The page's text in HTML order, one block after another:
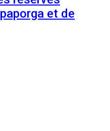
et de